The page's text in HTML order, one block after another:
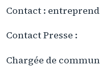
Contact :
Contact Presse :
Chargée de